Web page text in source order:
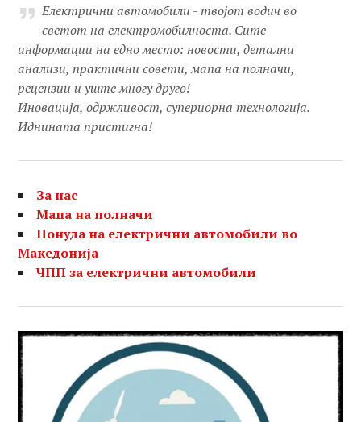
Електрични автомобили - твојот водич во
светот на електромобилноста. Сите
информации на едно место: новости, детални
анализи, практични совети, мапа на полначи,
рецензии и уште многу друго!
Иновација, одржливост, супериорна технологија.
Иднината пристигна!
За нас
Мапа на полначи
Понуда на електрични автомобили во
Македонија
ЧПП за електрични автомобили